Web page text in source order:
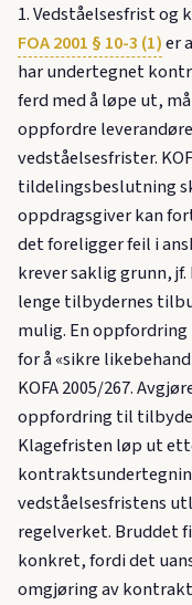
1. Vedståelsesfrist
FOA 2001 § 10-3 (1)er
har undertegnet
ferd med å løpe ut,
oppfordre
vedståelsesfrister.
tildelingsbeslutning
oppdragsgiver kan
det foreligger feil i
krever saklig grunn, jf.
lenge tilbydernes
mulig. En
for å «sikre
KOFA 2005/267.
oppfordring til
Klagefristen løp ut
vedståelsesfristens
regelverket. Bruddet
konkret, fordi det
omgjøring av